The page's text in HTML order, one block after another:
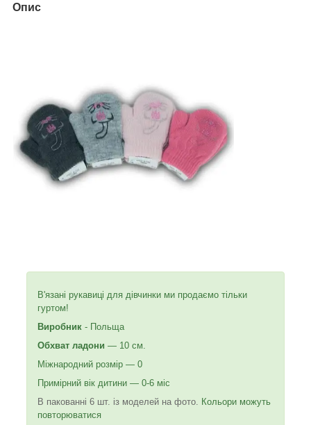
Опис
В'язані рукавиці для дівчинки ми продаємо тільки
гуртом!
Виробник - Польща
Обхват ладони — 10 см.
Міжнародний розмір — 0
Примірний вік дитини — 0-6 міс
В пакованні 6 шт. із моделей на фото.
Кольори можуть
повторюватися